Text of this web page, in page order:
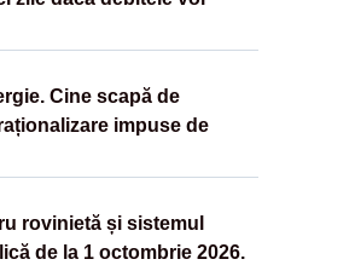
Cine scapă de
impuse de
rovinietă și sistemul
de la 1 octombrie 2026.